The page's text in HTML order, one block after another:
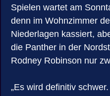
Spielen wartet am
denn im Wohnzimmer
Niederlagen kassiert,
die Panther in der
Rodney Robinson nur
„Es wird definitiv